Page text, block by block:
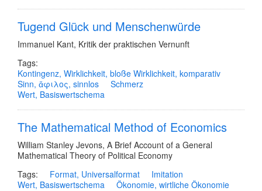
Tugend Glück und Menschenwürde
Immanuel Kant, Kritik der praktischen Vernunft
Tags:
Kontingenz, Wirklichkeit, bloße Wirklichkeit, komparativ
Sinn, ἄφιλος, sinnlos
Schmerz
Wert, Basiswertschema
The Mathematical Method of Economics
William Stanley Jevons, A Brief Account of a General
Mathematical Theory of Political Economy
Tags:
Format, Universalformat
Imitation
Wert, Basiswertschema
Ökonomie, wirtliche Ökonomie